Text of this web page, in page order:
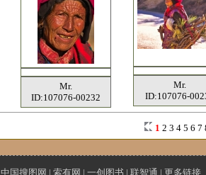
Mr.
ID:107076-00232
Mr.
ID:107076-
1 2 3 4 5 6 7
中国搜图网 | 索有网 | 一创图书 | 联智通 | 更多链接